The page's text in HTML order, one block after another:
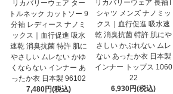
リカバリーウェア ター
トルネック カットソー 9
分袖 レディース ナノミ
ックス｜血行促進 吸水
速乾 消臭抗菌 特許 肌に
やさしい ムレない かゆ
くならない インナー あ
ったか衣 日本製 96102
7,480円(税込)
リカバリーウェア 長袖T
シャツ メンズ ナノミッ
クス｜血行促進 吸水速
乾 消臭抗菌 特許 肌にや
さしい かぶれない ムレ
ない あったか衣 日本製
インナー トップス 1060
22
6,930円(税込)